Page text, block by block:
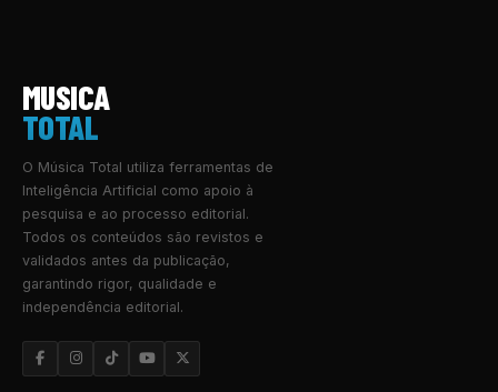
MUSICA
TOTAL
O Música Total utiliza ferramentas de
Inteligência Artificial como apoio à
pesquisa e ao processo editorial.
Todos os conteúdos são revistos e
validados antes da publicação,
garantindo rigor, qualidade e
independência editorial.